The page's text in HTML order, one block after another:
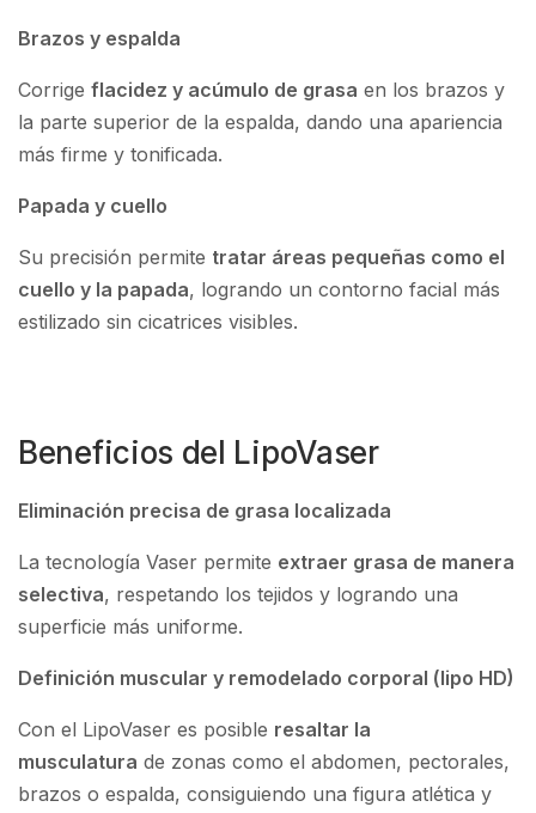
Brazos y espalda
Corrige flacidez y acúmulo de grasa en los brazos y
la parte superior de la espalda, dando una apariencia
más firme y tonificada.
Papada y cuello
Su precisión permite tratar áreas pequeñas como el
cuello y la papada, logrando un contorno facial más
estilizado sin cicatrices visibles.
Beneficios del LipoVaser
Eliminación precisa de grasa localizada
La tecnología Vaser permite extraer grasa de manera
selectiva, respetando los tejidos y logrando una
superficie más uniforme.
Definición muscular y remodelado corporal (lipo HD)
Con el LipoVaser es posible resaltar la
musculatura de zonas como el abdomen, pectorales,
brazos o espalda, consiguiendo una figura atlética y